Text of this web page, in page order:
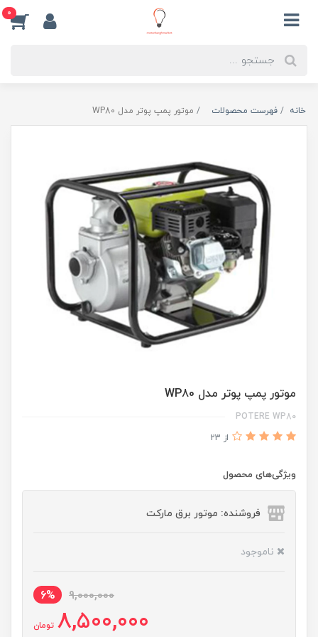
0
خانه فهرست محصولات موتور پمپ پوتر مدل WP80
موتور پمپ پوتر مدل WP80
POTERE WP80
از 23
ویژگی‌های محصول
فروشنده: موتور برق مارکت
ناموجود
9,000,000
6%
8,500,000 تومان